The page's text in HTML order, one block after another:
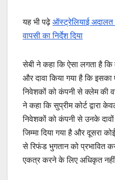
यह भी पढ़े ऑस्ट्रेलियाई
वापसी का निर्देश दिया
सेबी ने कहा कि ऐसा लगता है कि
और दावा किया गया है कि इसका
निवेशकों को कंपनी से क्लेम की
ने कहा कि सुप्रीम कोर्ट द्वारा
निवेशकों को कंपनी से उनके
जिम्मा दिया गया है और दूसरा
से रिफंड भुगतान को प्रभावित
एकत्र करने के लिए अधिकृत